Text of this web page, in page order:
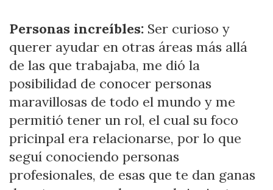
Personas increíbles: Ser curioso y
querer ayudar en otras áreas más allá
de las que trabajaba, me dió la
posibilidad de conocer personas
maravillosas de todo el mundo y me
permitió tener un rol, el cual su foco
pricinpal era relacionarse, por lo que
seguí conociendo personas
profesionales, de esas que te dan ganas